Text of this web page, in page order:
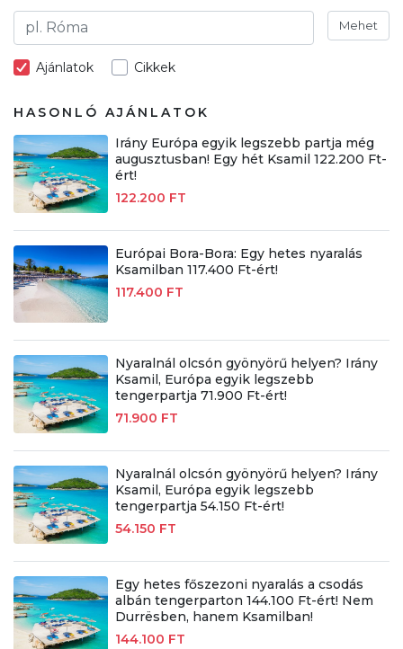
Mehet
Ajánlatok Cikkek
HASONLÓ AJÁNLATOK
Irány Európa egyik legszebb partja még
augusztusban! Egy hét Ksamil 122.200 Ft-
ért!
122.200 FT
Európai Bora-Bora: Egy hetes nyaralás
Ksamilban 117.400 Ft-ért!
117.400 FT
Nyaralnál olcsón gyönyörű helyen? Irány
Ksamil, Európa egyik legszebb
tengerpartja 71.900 Ft-ért!
71.900 FT
Nyaralnál olcsón gyönyörű helyen? Irány
Ksamil, Európa egyik legszebb
tengerpartja 54.150 Ft-ért!
54.150 FT
Egy hetes főszezoni nyaralás a csodás
albán tengerparton 144.100 Ft-ért! Nem
Durrësben, hanem Ksamilban!
144.100 FT